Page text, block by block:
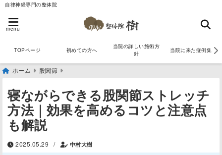
自律神経専門の整体院
menu
TOPページ 初めての方へ
当院の詳しい施術方
針
当院に来た症例集
ホーム 股関節
寝ながらできる股関節ストレッチ
方法｜効果を高めるコツと注意点
も解説
2025.05.29 / 中村大樹